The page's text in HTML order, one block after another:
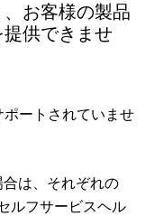
お客様の製品
供できませ
ートされていませ
は、それぞれの
ルフサービスヘル